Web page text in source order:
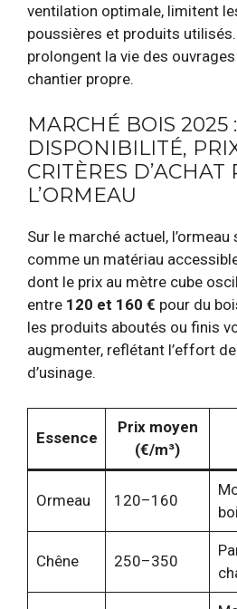
ventilation optimale, limitent
poussières et produits
prolongent la vie des
chantier propre.
MARCHÉ BOIS 2025 :
DISPONIBILITÉ,
CRITÈRES D’ACHAT
L’ORMEAU
Sur le marché actuel,
comme un matériau
dont le prix au mètre cube
entre 120 et 160 € pour du
les produits aboutés ou finis
augmenter, reflétant l’effort
d’usinage.
Essence
Prix moyen
(€/m³)
Ormeau 120–160
Chêne 250–350